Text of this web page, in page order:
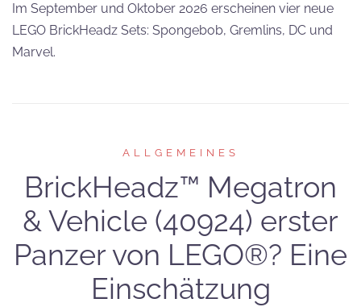
Im September und Oktober 2026 erscheinen vier neue
LEGO BrickHeadz Sets: Spongebob, Gremlins, DC und
Marvel.
ALLGEMEINES
BrickHeadz™ Megatron
& Vehicle (40924) erster
Panzer von LEGO®? Eine
Einschätzung